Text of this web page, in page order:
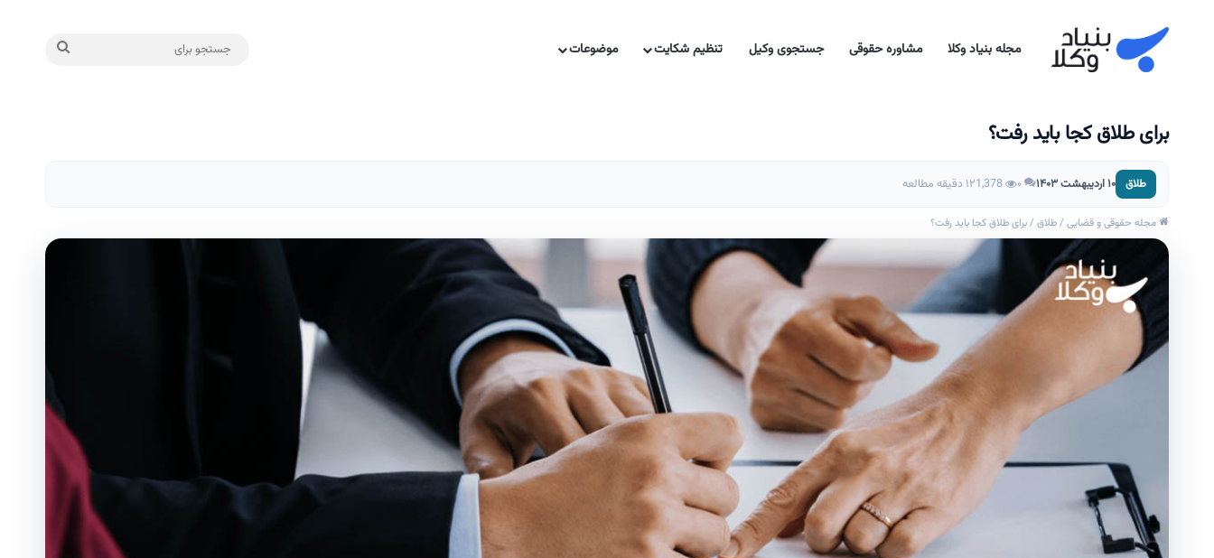
مجله بنیاد وکلا مشاوره حقوقی جستجوی وکیل تنظیم شکایت موضوعات
برای طلاق کجا باید رفت؟
طلاق ۱۰ اردیبهشت ۱۴۰۳ ۰ 1,378۱۲ دقیقه مطالعه
مجله حقوقی و قضایی /طلاق /برای طلاق کجا باید رفت؟